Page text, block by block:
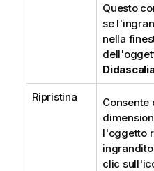
Questo
se
nella
Ripristina
Consente
l'oggetto
clic